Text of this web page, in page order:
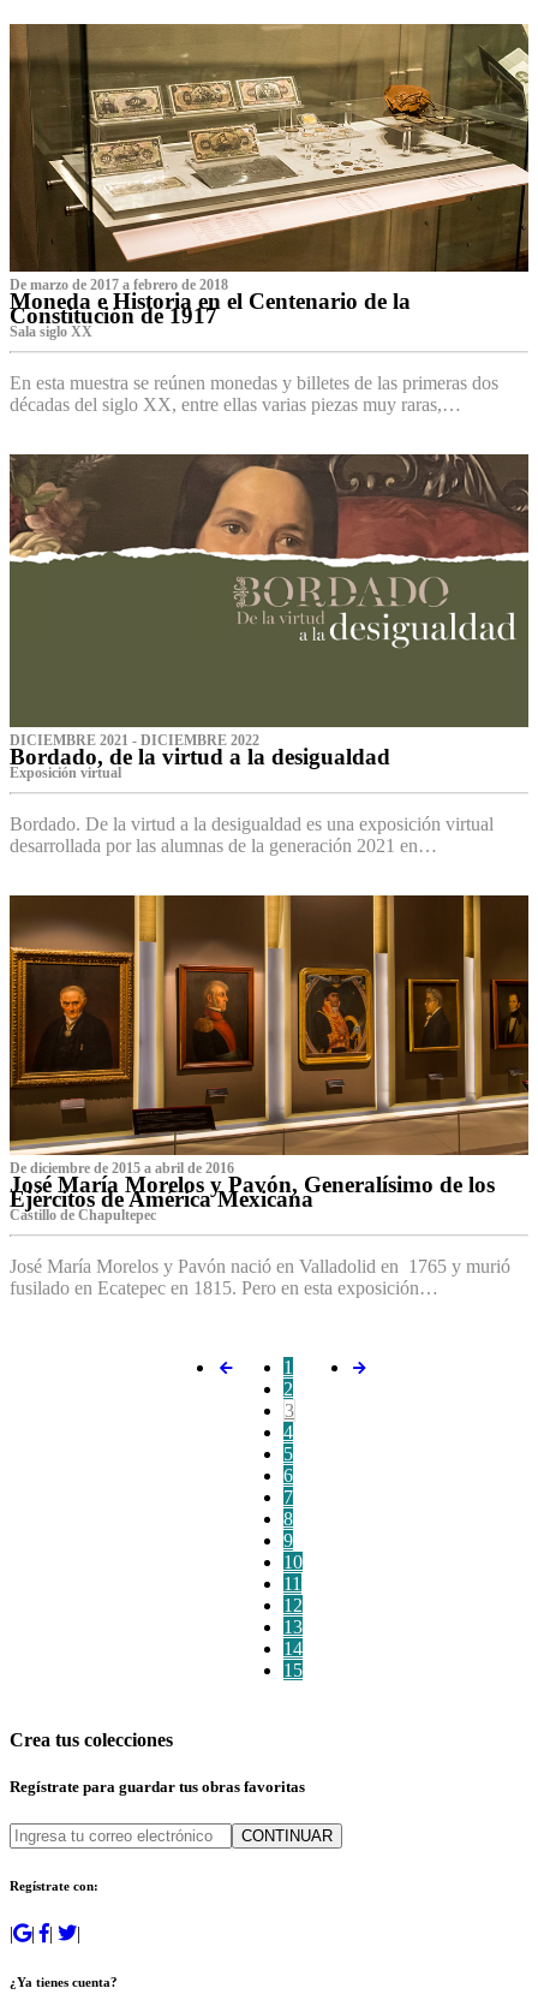
De marzo de 2017 a febrero de 2018
Moneda e Historia en el Centenario de la
Constitución de 1917
Sala siglo XX
En esta muestra se reúnen monedas y billetes de las primeras dos
décadas del siglo XX, entre ellas varias piezas muy raras,…
DICIEMBRE 2021 - DICIEMBRE 2022
Bordado, de la virtud a la desigualdad
Exposición virtual‌
Bordado. De la virtud a la desigualdad es una exposición virtual
desarrollada por las alumnas de la generación 2021 en…
De diciembre de 2015 a abril de 2016
José María Morelos y Pavón, Generalísimo de los
Ejércitos de América Mexicana
C‌astillo de Chapultepec
José María Morelos y Pavón nació en Valladolid en 1765 y murió
fusilado en Ecatepec en 1815. Pero en esta exposición…
1
2
3
4
5
6
7
8
9
10
11
12
13
14
15
Crea tus colecciones
Regístrate para guardar tus obras favoritas
CONTINUAR
Regístrate con:
| | | |
¿Ya tienes cuenta?